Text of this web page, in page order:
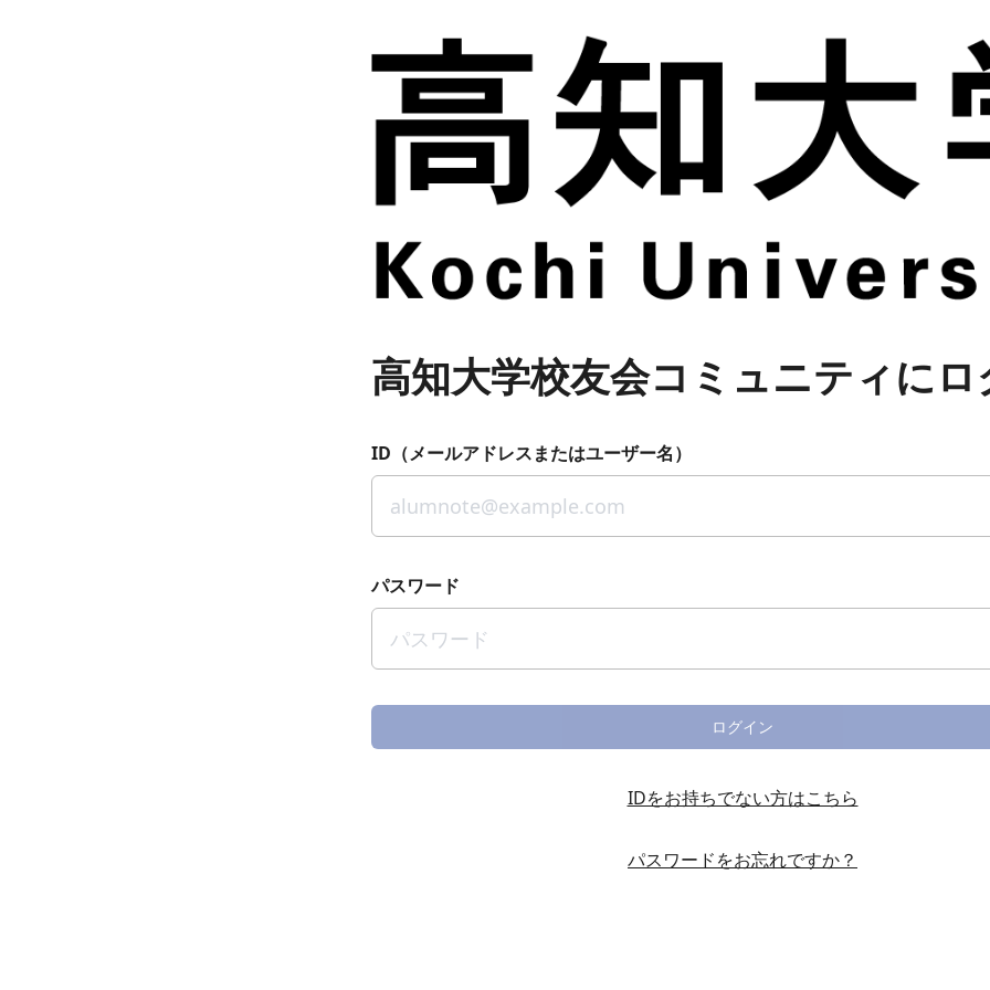
高知大学校友会コミュニティに
ID（メールアドレスまたはユーザー名）
パスワード
ログイン
IDをお持ちでない方はこちら
パスワードをお忘れですか？